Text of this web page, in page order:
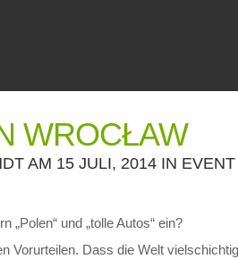
WROCŁAW
AM 15 JULI, 2014 IN EVENT
„Polen“ und „tolle Autos“ ein?
Vorurteilen. Dass die Welt